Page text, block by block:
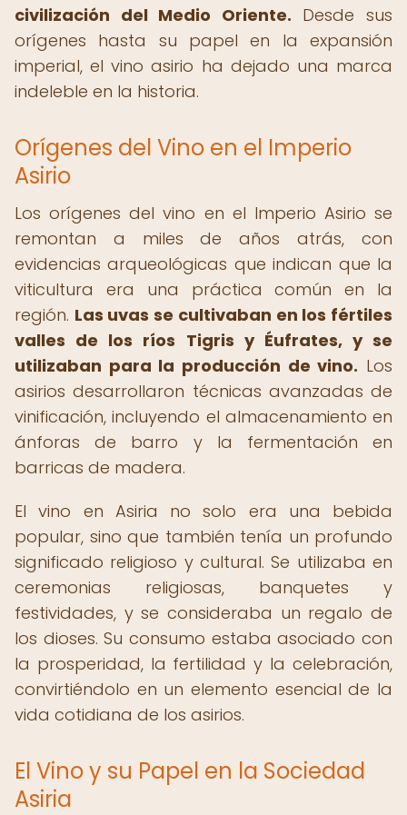
civilización del Medio Oriente. Desde sus
orígenes hasta su papel en la expansión
imperial, el vino asirio ha dejado una marca
indeleble en la historia.
Orígenes del Vino en el Imperio
Asirio
Los orígenes del vino en el Imperio Asirio se
remontan a miles de años atrás, con
evidencias arqueológicas que indican que la
viticultura era una práctica común en la
región. Las uvas se cultivaban en los fértiles
valles de los ríos Tigris y Éufrates, y se
utilizaban para la producción de vino. Los
asirios desarrollaron técnicas avanzadas de
vinificación, incluyendo el almacenamiento en
ánforas de barro y la fermentación en
barricas de madera.
El vino en Asiria no solo era una bebida
popular, sino que también tenía un profundo
significado religioso y cultural. Se utilizaba en
ceremonias religiosas, banquetes y
festividades, y se consideraba un regalo de
los dioses. Su consumo estaba asociado con
la prosperidad, la fertilidad y la celebración,
convirtiéndolo en un elemento esencial de la
vida cotidiana de los asirios.
El Vino y su Papel en la Sociedad
Asiria